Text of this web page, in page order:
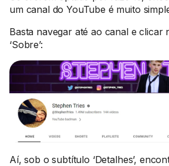
um canal do YouTube é muito
Basta navegar até ao canal e clicar
‘Sobre’:
Aí, sob o subtítulo ‘Detalhes’,